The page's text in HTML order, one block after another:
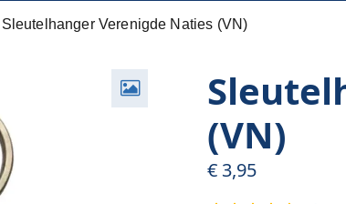
Sleutelhanger Verenigde Naties (VN)
(VN)
€3,95